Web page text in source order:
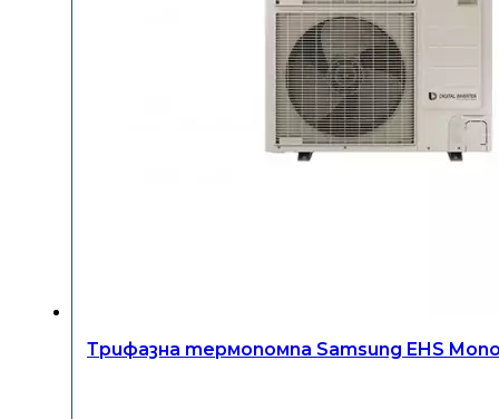
Трифазна термопомпа Samsung EHS Mono